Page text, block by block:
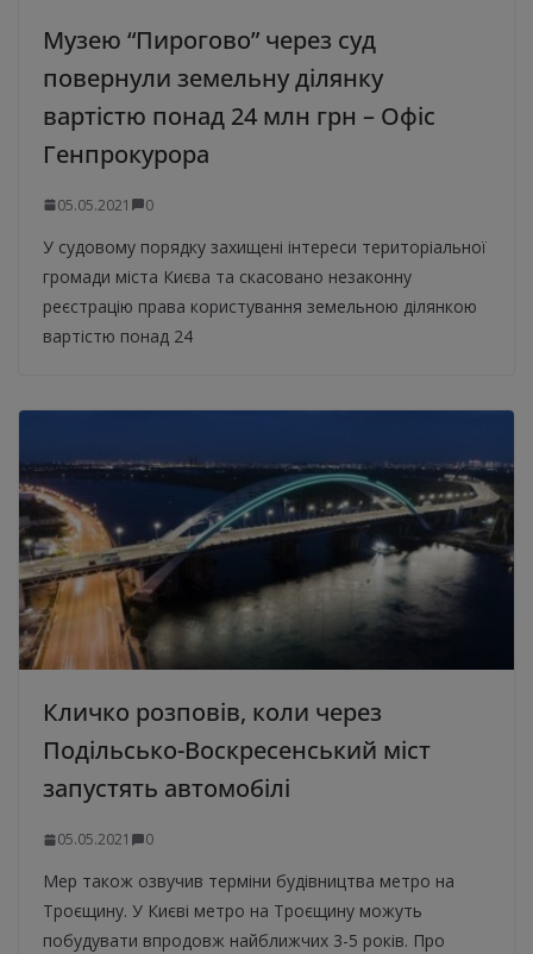
Музею “Пирогово” через суд
повернули земельну ділянку
вартістю понад 24 млн грн – Офіс
Генпрокурора
05.05.2021 0
У судовому порядку захищені інтереси територіальної
громади міста Києва та скасовано незаконну
реєстрацію права користування земельною ділянкою
вартістю понад 24
Кличко розповів, коли через
Подільсько-Воскресенський міст
запустять автомобілі
05.05.2021 0
Мер також озвучив терміни будівництва метро на
Троєщину. У Києві метро на Троєщину можуть
побудувати впродовж найближчих 3-5 років. Про